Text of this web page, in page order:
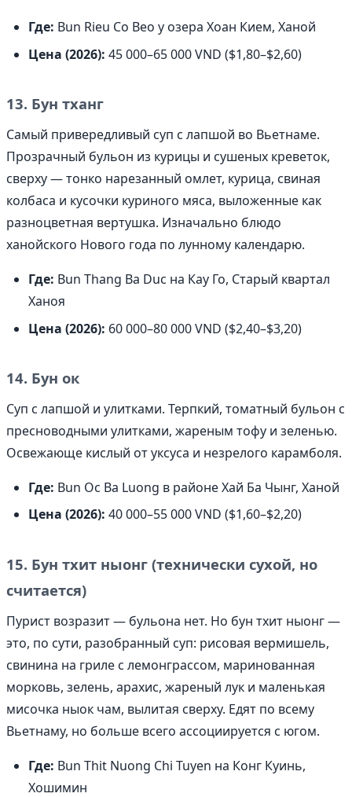
Где: Bun Rieu Co Beo у озера Хоан Кием, Ханой
Цена (2026): 45 000–65 000 VND ($1,80–$2,60)
13. Бун тханг
Самый привередливый суп с лапшой во Вьетнаме.
Прозрачный бульон из курицы и сушеных креветок,
сверху — тонко нарезанный омлет, курица, свиная
колбаса и кусочки куриного мяса, выложенные как
разноцветная вертушка. Изначально блюдо
ханойского Нового года по лунному календарю.
Где: Bun Thang Ba Duc на Кау Го, Старый квартал
Ханоя
Цена (2026): 60 000–80 000 VND ($2,40–$3,20)
14. Бун ок
Суп с лапшой и улитками. Терпкий, томатный бульон с
пресноводными улитками, жареным тофу и зеленью.
Освежающе кислый от уксуса и незрелого карамболя.
Где: Bun Oc Ba Luong в районе Хай Ба Чынг, Ханой
Цена (2026): 40 000–55 000 VND ($1,60–$2,20)
15. Бун тхит ныонг (технически сухой, но
считается)
Пурист возразит — бульона нет. Но бун тхит ныонг —
это, по сути, разобранный суп: рисовая вермишель,
свинина на гриле с лемонграссом, маринованная
морковь, зелень, арахис, жареный лук и маленькая
мисочка ныок чам, вылитая сверху. Едят по всему
Вьетнаму, но больше всего ассоциируется с югом.
Где: Bun Thit Nuong Chi Tuyen на Конг Куинь,
Хошимин